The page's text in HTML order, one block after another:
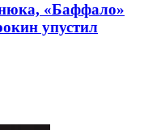
«Баффало»
упустил